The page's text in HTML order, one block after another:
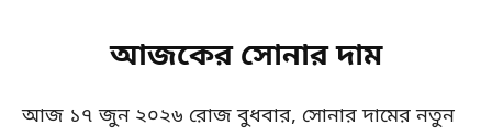
আজকের সোনার দাম
আজ ১৭ জুন ২০২৬ রোজ বুধবার, সোনার দামের নতুন